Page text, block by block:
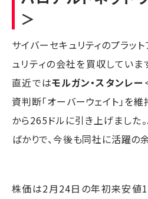
＞
サイバーセキュリティのプラッ
ュリティの会社を買収していま
直近ではモルガン・スタンレー
資判断「オーバーウェイト」を
から265ドルに引き上げました
ばかりで、今後も同社に活躍の
株価は2月24日の年初来安値